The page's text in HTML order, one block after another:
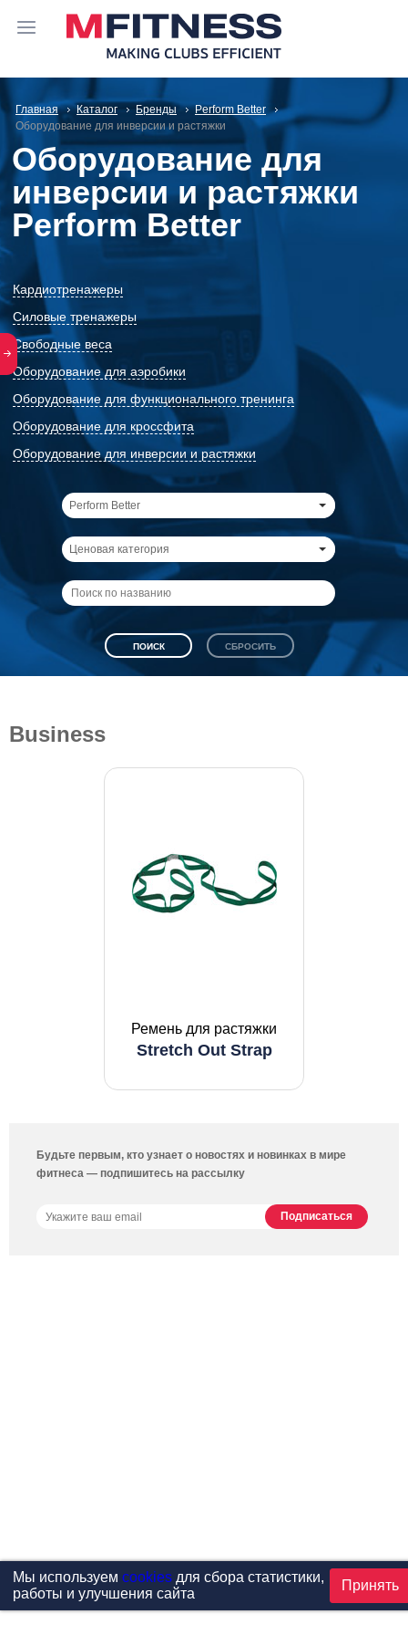
Главная Каталог Бренды
Perform Better
Оборудование для инверсии и растяжки
Оборудование для
инверсии и растяжки
Perform Better
Кардиотренажеры
Силовые тренажеры
Свободные веса
Оборудование для аэробики
Оборудование для функционального тренинга
Оборудование для кроссфита
Оборудование для инверсии и растяжки
Perform Better
Ценовая категория
Business
Ремень для растяжки
Stretch Out Strap
Будьте первым, кто узнает о новостях и новинках в мире
фитнеса — подпишитесь на рассылку
Мы используем cookiesдля сбора статистики,
работы и улучшения сайта
Принять